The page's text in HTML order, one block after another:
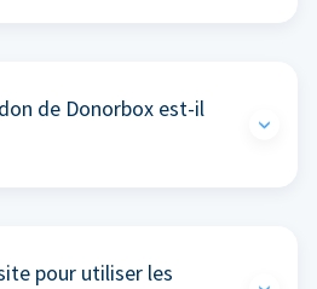
de Donorbox est-il
pour utiliser les